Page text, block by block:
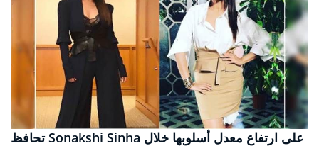
تحافظ Sonakshi Sinha على ارتفاع معدل أسلوبها خلال